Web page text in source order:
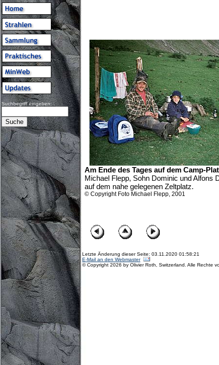
Suchbegriff eingeben:
Am Ende des Tages auf dem Camp-
Michael Flepp, Sohn Dominic und Alfons
auf dem nahe gelegenen Zeltplatz.
© Copyright Foto Michael Flepp, 2001
Letzte Änderung dieser Seite: 03.11.2020 01:58:21
E-Mail an den Webmaster
© Copyright 2026 by Olivier Roth, Switzerland. Alle Rechte